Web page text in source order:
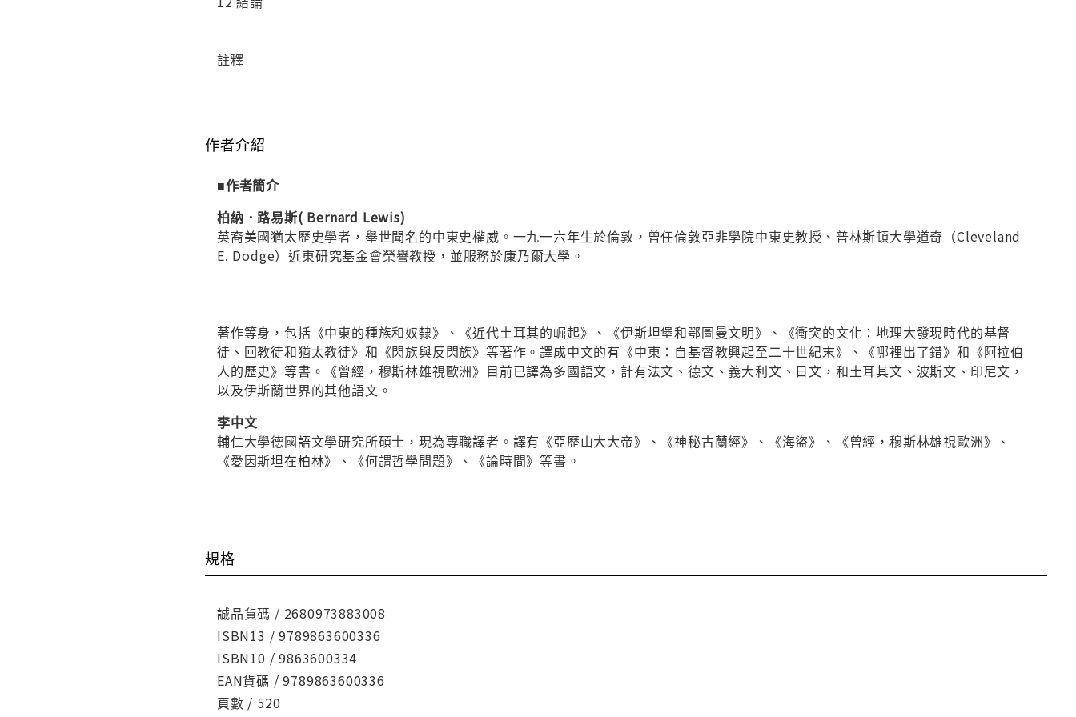
註釋
作者介紹
■作者簡介
柏納．路易斯( Bernard Lewis)
英裔美國猶太歷史學者，舉世聞名的中東史權威。一九一六年生於倫敦，曾任倫敦亞非學院中東史教授、普林斯頓大學道奇（Cleveland
E. Dodge）近東研究基金會榮譽教授，並服務於康乃爾大學。
著作等身，包括《中東的種族和奴隸》、《近代土耳其的崛起》、《伊斯坦堡和鄂圖曼文明》、《衝突的文化：地理大發現時代的基督
徒、回教徒和猶太教徒》和《閃族與反閃族》等著作。譯成中文的有《中東：自基督教興起至二十世紀末》、《哪裡出了錯》和《阿拉伯
人的歷史》等書。《曾經，穆斯林雄視歐洲》目前已譯為多國語文，計有法文、德文、義大利文、日文，和土耳其文、波斯文、印尼文，
以及伊斯蘭世界的其他語文。
李中文
輔仁大學德國語文學研究所碩士，現為專職譯者。譯有《亞歷山大大帝》、《神秘古蘭經》、《海盜》、《曾經，穆斯林雄視歐洲》、
《愛因斯坦在柏林》、《何謂哲學問題》、《論時間》等書。
規格
誠品貨碼 / 2680973883008
ISBN13 / 9789863600336
ISBN10 / 9863600334
EAN貨碼 / 9789863600336
頁數 / 520